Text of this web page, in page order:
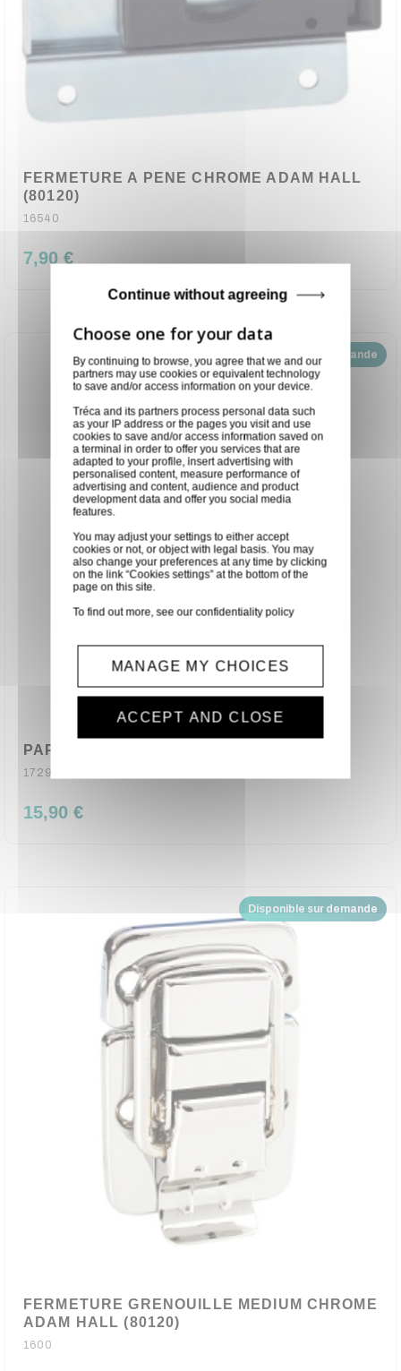
FERMETURE A PENE CHROME ADAM HALL
(80120)
16540
7,90 €
Disponible sur demande
PAPILLON MEDIUM NOIR (120180)
17291S-BLK
15,90 €
Disponible sur demande
FERMETURE GRENOUILLE MEDIUM CHROME
ADAM HALL (80120)
1600
By continuing to browse, you agree that we and our
partners may use cookies or equivalent technology
to save and/or access information on your device.
Tréca and its partners process personal data such
as your IP address or the pages you visit and use
cookies to save and/or access information saved on
a terminal in order to offer you services that are
adapted to your profile, insert advertising with
personalised content, measure performance of
advertising and content, audience and product
development data and offer you social media
features.
You may adjust your settings to either accept
cookies or not, or object with legal basis. You may
also change your preferences at any time by clicking
on the link “Cookies settings” at the bottom of the
page on this site.
To find out more, see ourconfidentiality policy
Continue without agreeing
MANAGE MY CHOICES
ACCEPT AND CLOSE